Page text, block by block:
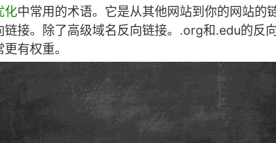
化中常用的术语。它是从其他网站到你的网站的
链接。除了高级域名反向链接。.org和.edu的反
有权重。